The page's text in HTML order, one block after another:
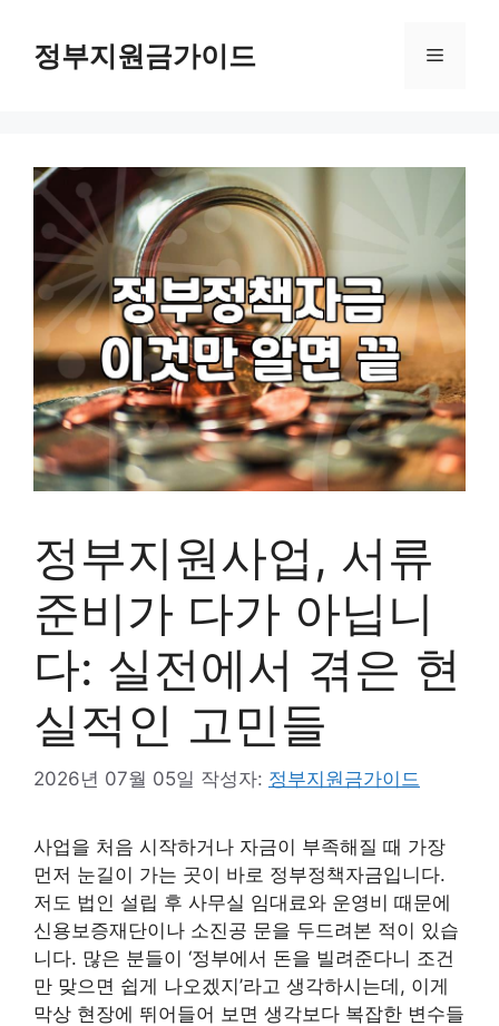
정부지원금가이드 메
정부지원사업, 서류
준비가 다가 아닙니
다: 실전에서 겪은 현
실적인 고민들
2026년 07월 05일 작성자: 정부지원금가이드
사업을 처음 시작하거나 자금이 부족해질 때 가장
먼저 눈길이 가는 곳이 바로 정부정책자금입니다.
저도 법인 설립 후 사무실 임대료와 운영비 때문에
신용보증재단이나 소진공 문을 두드려본 적이 있습
니다. 많은 분들이 ‘정부에서 돈을 빌려준다니 조건
만 맞으면 쉽게 나오겠지’라고 생각하시는데, 이게
막상 현장에 뛰어들어 보면 생각보다 복잡한 변수들